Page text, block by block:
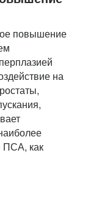
повышение
на
ПСА, как